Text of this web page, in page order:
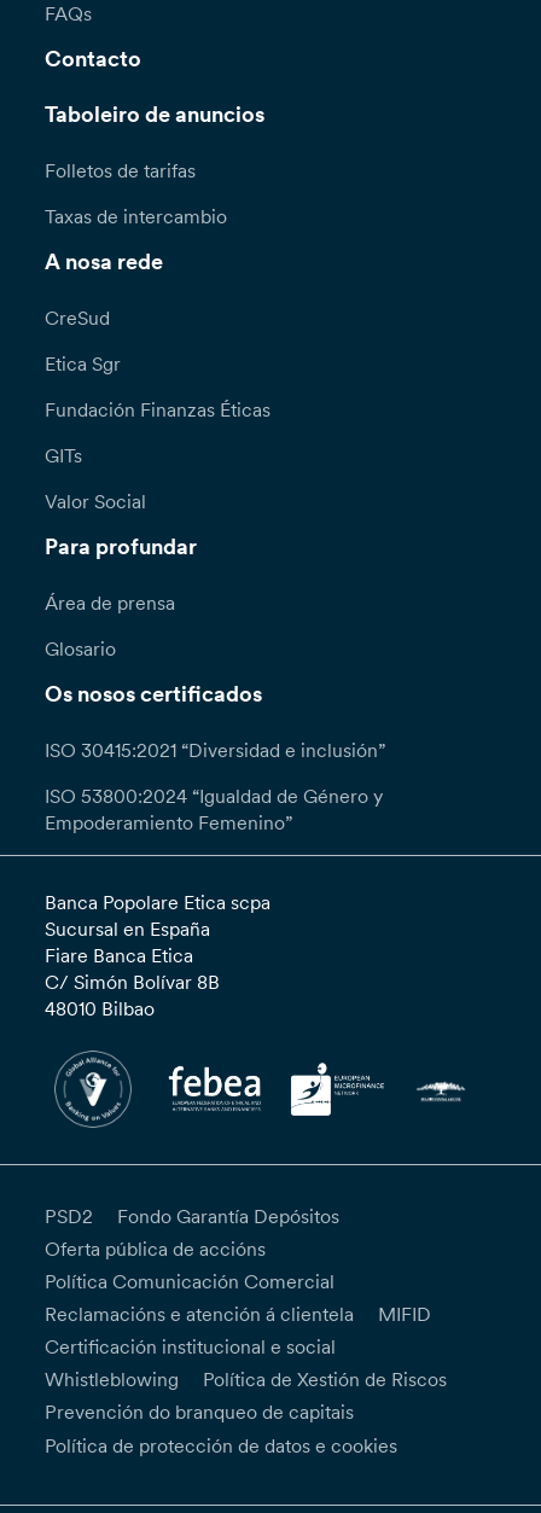
FAQs
Contacto
Taboleiro de anuncios
Folletos de tarifas
Taxas de intercambio
A nosa rede
CreSud
Etica Sgr
Fundación Finanzas Éticas
GITs
Valor Social
Para profundar
Área de prensa
Glosario
Os nosos certificados
ISO 30415:2021 “Diversidad e inclusión”
ISO 53800:2024 “Igualdad de Género y
Empoderamiento Femenino”
Banca Popolare Etica scpa
Sucursal en España
Fiare Banca Etica
C/ Simón Bolívar 8B
48010 Bilbao
PSD2
Fondo Garantía Depósitos
Oferta pública de accións
Política Comunicación Comercial
Reclamacións e atención á clientela
MIFID
Certificación institucional e social
Whistleblowing
Política de Xestión de Riscos
Prevención do branqueo de capitais
Política de protección de datos e cookies